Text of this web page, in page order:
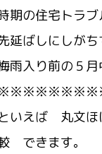
の住宅トラブ
延ばしにしが
雨入り前の５
えば 丸文ほ
できます。